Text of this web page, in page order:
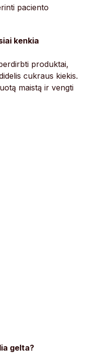
paciento
kenkia
produktai,
cukraus kiekis.
maistą ir vengti
gelta?